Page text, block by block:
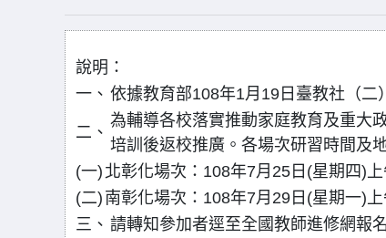
說明：
一、 依據教育部108年1月19日臺教社（二
二、
為輔導各校落實推動家庭教育及重大
培訓後返校推廣。各場次研習時間及
(一) 北彰化場次：108年7月25日(星期四)
(二) 南彰化場次：108年7月29日(星期一)
三、 請轉知參加者逕至全國教師進修網報